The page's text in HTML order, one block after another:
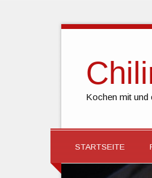
Kochen mit
STARTSEITE